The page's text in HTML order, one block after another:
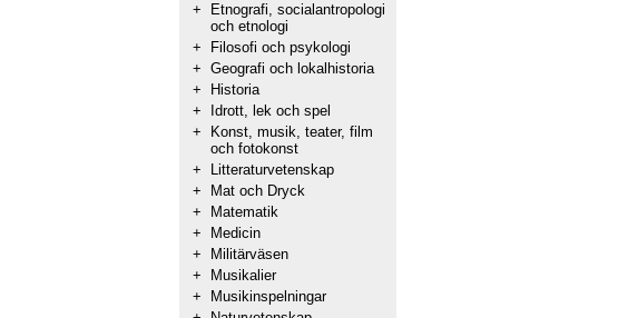
+
Etnografi, socialantropologi
och etnologi
+
Filosofi och psykologi
+ Geografi och lokalhistoria
+
Historia
+
Idrott, lek och spel
+
Konst, musik, teater, film
och fotokonst
+
Litteraturvetenskap
+
Mat och Dryck
+
Matematik
+
Medicin
+
Militärväsen
+
Musikalier
+
Musikinspelningar